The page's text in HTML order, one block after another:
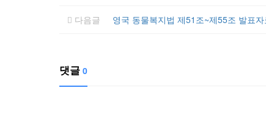
다음글 영국 동물복지법 제51조~제55조 발표자
댓글 0